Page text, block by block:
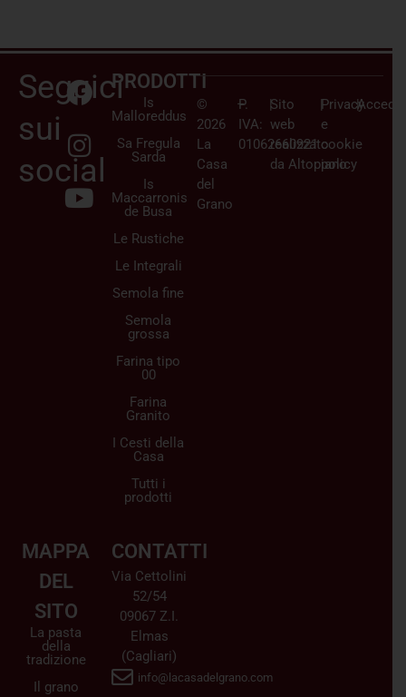
Seguici
sui
social
PRODOTTI
Is
Malloreddus
Sa Fregula
Sarda
Is
Maccarronis
de Busa
Le Rustiche
Le Integrali
Semola fine
Semola
grossa
Farina tipo
00
Farina
Granito
I Cesti della
Casa
Tutti i
prodotti
MAPPA
DEL
SITO
La pasta
della
tradizione
Il grano
CONTATTI
Via Cettolini
52/54
09067 Z.I.
Elmas
(Cagliari)
info@lacasadelgrano.com
©
2026
La
Casa
del
Grano
–
P.
IVA:
01062660921
|Sito
web
realizzato
da Altopiano
|Privacy
e
cookie
policy
|